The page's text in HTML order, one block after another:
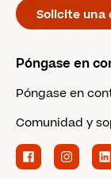
Solicite una
Póngase en
Póngase en
Comunidad y